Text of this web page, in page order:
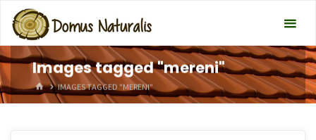
Images tagged "mereni"
HOMEIMAGES TAGGED "MERENI"